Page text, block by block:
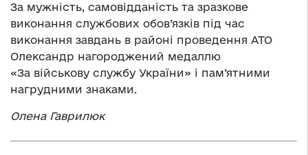
За мужність, самовідданість та зразкове
виконання службових обов’язків під час
виконання завдань в районі проведення АТО
Олександр нагороджений медаллю
«За військову службу України» і пам’ятними
нагрудними знаками.
Олена Гаврилюк